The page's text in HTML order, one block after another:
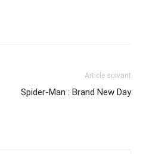
Article suivant
Spider-Man : Brand New Day